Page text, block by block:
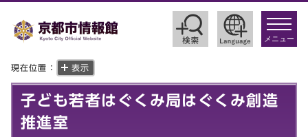
toggle
メニュー
現在位置： 表示
子ども若者はぐくみ局はぐくみ創造
推進室